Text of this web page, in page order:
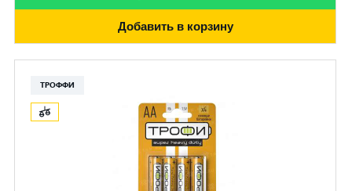
Добавить в корзину
ТРОФФИ